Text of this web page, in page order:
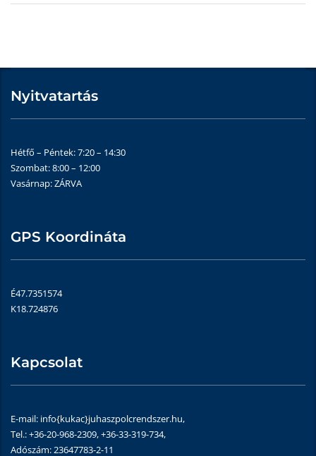
Nyitvatartás
Hétfő – Péntek: 7:20 – 14:30
Szombat: 8:00 – 12:00
Vasárnap: ZÁRVA
GPS Koordináta
É47.7351574
K18.724876
Kapcsolat
E-mail: info{kukac}juhaszpolcrendszer.hu,
Tel.: +36-20-968-2309, +36-33-319-734,
Adószám: 23647783-2-11